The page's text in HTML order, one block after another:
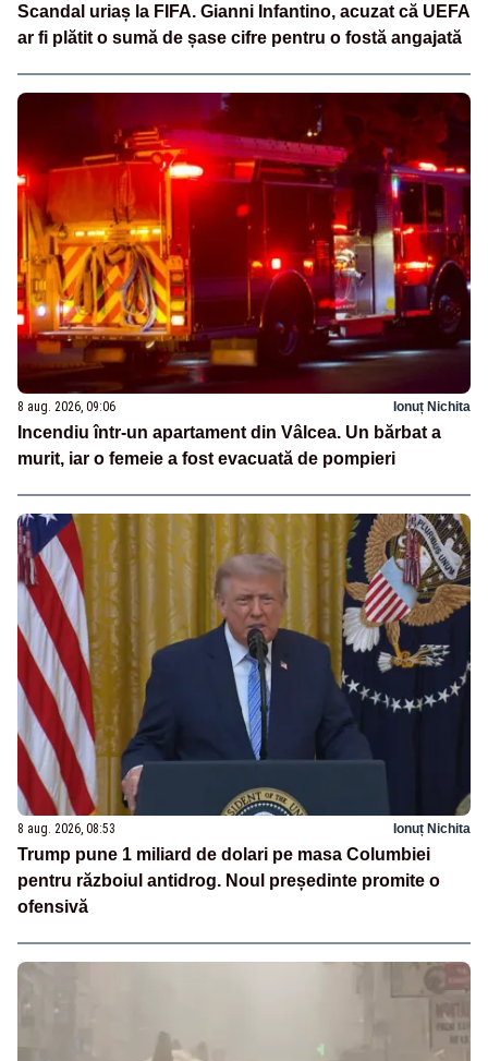
Scandal uriaș la FIFA. Gianni Infantino, acuzat că UEFA
ar fi plătit o sumă de șase cifre pentru o fostă angajată
8 aug. 2026, 09:06 Ionuț Nichita
Incendiu într-un apartament din Vâlcea. Un bărbat a
murit, iar o femeie a fost evacuată de pompieri
8 aug. 2026, 08:53 Ionuț Nichita
Trump pune 1 miliard de dolari pe masa Columbiei
pentru războiul antidrog. Noul președinte promite o
ofensivă